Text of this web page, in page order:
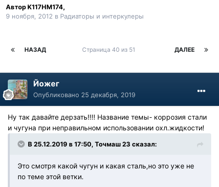
АвторK117HM174,
9 ноября, 2012 в Радиаторы и интеркулеры
НАЗАД ДАЛЕЕ
Страница 40 из 51
Йожег
Опубликовано 25 декабря, 2019
Ну так давайте дерзать!!!! Название темы- коррозия стали
и чугуна при неправильном использовании охл.жидкости!
В 25.12.2019 в 17:50, Точмаш 23 сказал:
Это смотря какой чугун и какая сталь,но это уже не
по теме этой ветки.